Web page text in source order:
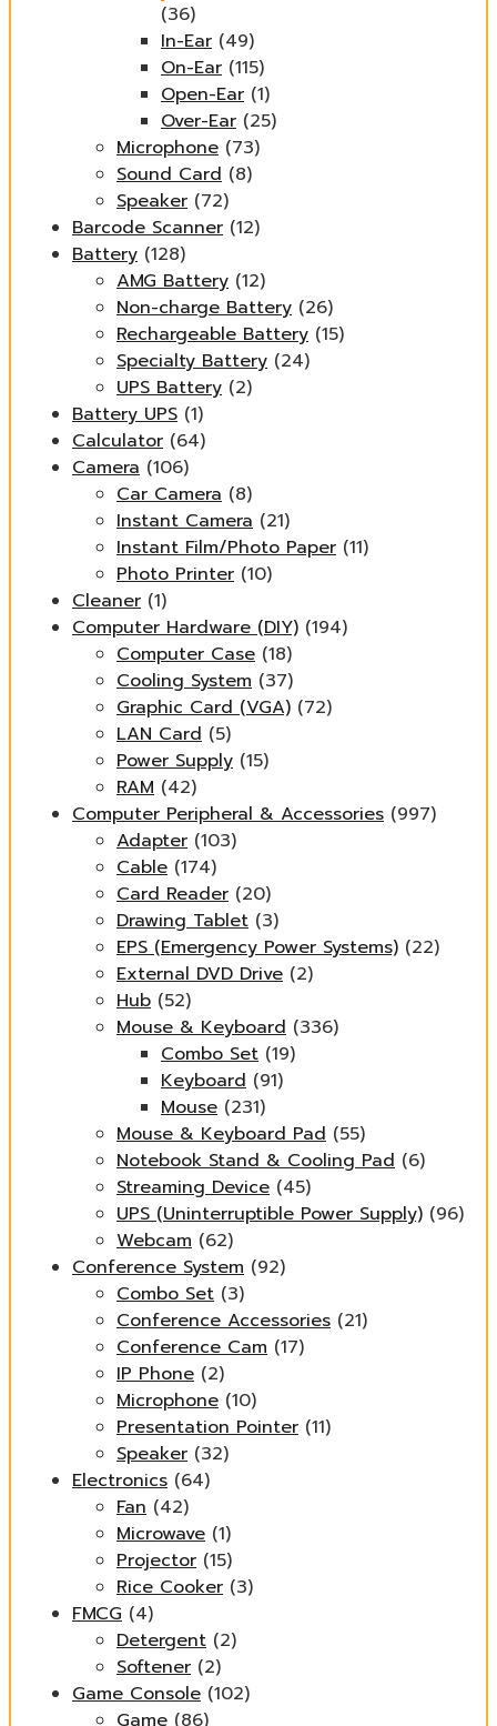
(36)
In-Ear (49)
On-Ear (115)
Open-Ear (1)
Over-Ear (25)
Microphone (73)
Sound Card (8)
Speaker (72)
Barcode Scanner (12)
Battery (128)
AMG Battery (12)
Non-charge Battery (26)
Rechargeable Battery (15)
Specialty Battery (24)
UPS Battery (2)
Battery UPS (1)
Calculator (64)
Camera (106)
Car Camera (8)
Instant Camera (21)
Instant Film/Photo Paper (11)
Photo Printer (10)
Cleaner (1)
Computer Hardware (DIY) (194)
Computer Case (18)
Cooling System (37)
Graphic Card (VGA) (72)
LAN Card (5)
Power Supply (15)
RAM (42)
Computer Peripheral & Accessories (997)
Adapter (103)
Cable (174)
Card Reader (20)
Drawing Tablet (3)
EPS (Emergency Power Systems) (22)
External DVD Drive (2)
Hub (52)
Mouse & Keyboard (336)
Combo Set (19)
Keyboard (91)
Mouse (231)
Mouse & Keyboard Pad (55)
Notebook Stand & Cooling Pad (6)
Streaming Device (45)
UPS (Uninterruptible Power Supply) (96)
Webcam (62)
Conference System (92)
Combo Set (3)
Conference Accessories (21)
Conference Cam (17)
IP Phone (2)
Microphone (10)
Presentation Pointer (11)
Speaker (32)
Electronics (64)
Fan (42)
Microwave (1)
Projector (15)
Rice Cooker (3)
FMCG (4)
Detergent (2)
Softener (2)
Game Console (102)
Game (86)